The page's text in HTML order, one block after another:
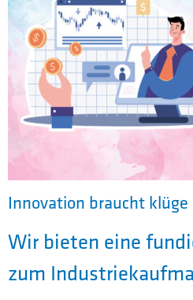
Innovation braucht klüge
Wir bieten eine
zum